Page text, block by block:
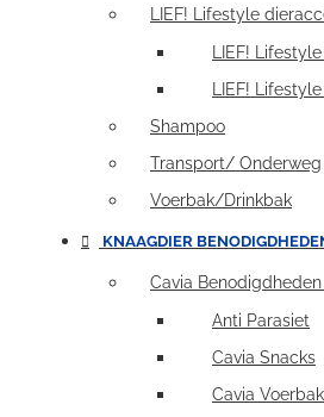
LIEF! Lifestyle
LIEF!
LIEF!
Shampoo
Transport/ Onderweg
Voerbak/Drinkbak
KNAAGDIER
Cavia Benodigdheden
Anti Parasiet
Cavia Snacks
Cavia